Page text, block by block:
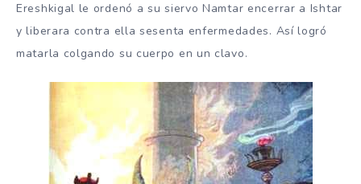
Ereshkigal le ordenó a su siervo Namtar encerrar a Ishtar
y liberara contra ella sesenta enfermedades. Así logró
matarla colgando su cuerpo en un clavo.